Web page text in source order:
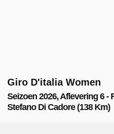
Giro D'italia Women
Seizoen 2026, Aflevering 6 -
Stefano Di Cadore (138 Km)